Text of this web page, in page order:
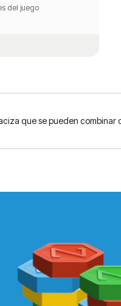
del juego
que se pueden